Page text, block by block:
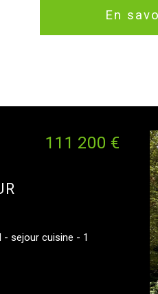
En
111 200 €
- sejour cuisine - 1